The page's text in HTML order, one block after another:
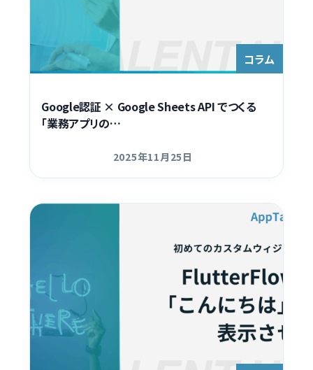
コラム
Google認証 × Google Sheets API でつくる
「業務アプリの…
更新日
2025年11月25日